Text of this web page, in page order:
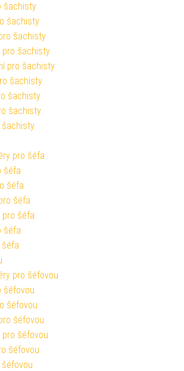
šachisty
šachisty
šachisty
pro šachisty
pro šachisty
šachisty
šachisty
šachisty
šachisty
pro šéfa
šéfa
šéfa
šéfa
pro šéfa
šéfa
šéfa
pro šéfovou
šéfovou
šéfovou
šéfovou
šéfovou
šéfovou